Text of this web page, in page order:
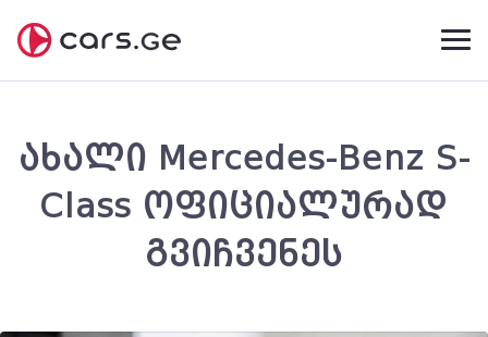
ახალი Mercedes-Benz S-
Class ოფიციალურად
გვიჩვენეს